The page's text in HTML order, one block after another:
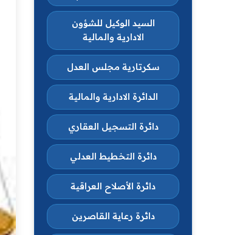
السيد الوكيل للشؤون
الادارية والمالية
سكرتارية مجلس العدل
الدائرة الادارية والمالية
دائرة التسجيل العقاري
دائرة التخطيط العدلي
دائرة الأصلاح العراقية
دائرة رعاية القاصرين